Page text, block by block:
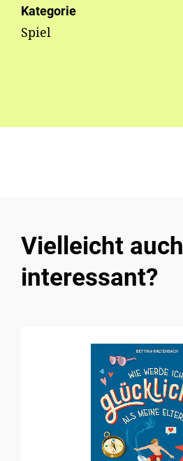
Kategorie
Spiel
Vielleicht auch
interessant?